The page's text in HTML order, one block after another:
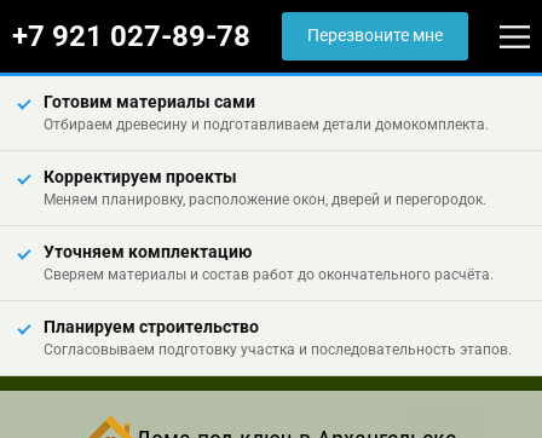
+7 921 027-89-78 Перезвоните мне
Готовим материалы сами
Отбираем древесину и подготавливаем детали домокомплекта.
Корректируем проекты
Меняем планировку, расположение окон, дверей и перегородок.
Уточняем комплектацию
Сверяем материалы и состав работ до окончательного расчёта.
Планируем строительство
Согласовываем подготовку участка и последовательность этапов.